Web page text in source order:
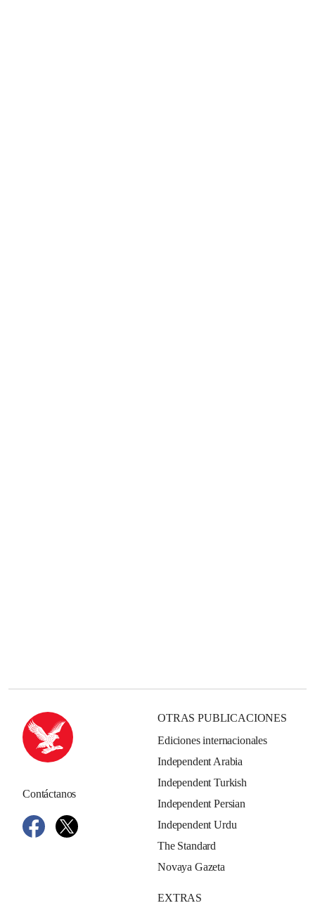
Contáctanos
OTRAS PUBLICACIONES
Ediciones internacionales
Independent Arabia
Independent Turkish
Independent Persian
Independent Urdu
The Standard
Novaya Gazeta
EXTRAS